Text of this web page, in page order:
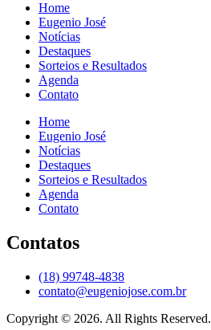
Home
Eugenio José
Notícias
Destaques
Sorteios e Resultados
Agenda
Contato
Home
Eugenio José
Notícias
Destaques
Sorteios e Resultados
Agenda
Contato
Contatos
(18) 99748-4838
contato@eugeniojose.com.br
Copyright © 2026. All Rights Reserved.​